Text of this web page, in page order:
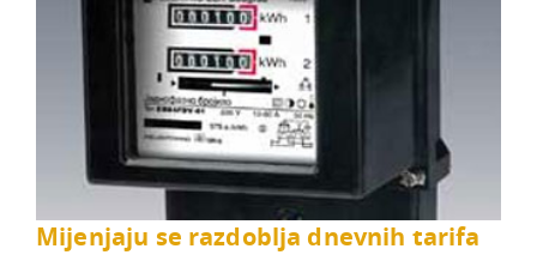
Mijenjaju se razdoblja dnevnih tarifa